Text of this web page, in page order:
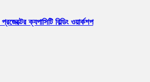
ক্যপাসিটি বিল্ডিং ওয়ার্কশপ